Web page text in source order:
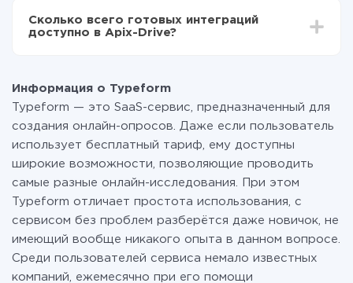
функционал. Вы оплачиваете только количество
данных, которые по факту передаются из одной
перейти на платный, при необходимости. Подробнее
отарифах .
Сколько всего готовых интеграций
доступно в Apix-Drive?
Информация о Typeform
Typeform — это SaaS-сервис, предназначенный для
создания онлайн-опросов. Даже если пользователь
использует бесплатный тариф, ему доступны
широкие возможности, позволяющие проводить
самые разные онлайн-исследования. При этом
Typeform отличает простота использования, с
сервисом без проблем разберётся даже новичок, не
имеющий вообще никакого опыта в данном вопросе.
Среди пользователей сервиса немало известных
компаний, ежемесячно при его помощи